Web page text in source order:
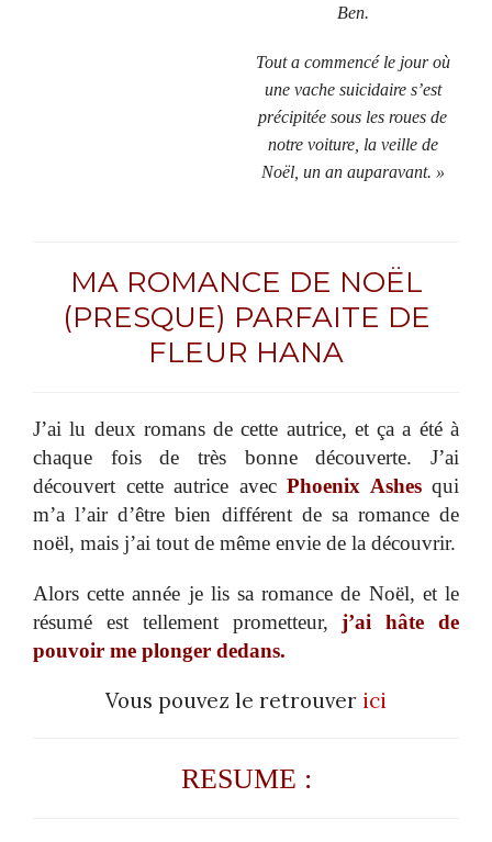
Ben.
Tout a commencé le jour où
une vache suicidaire s’est
précipitée sous les roues de
notre voiture, la veille de
Noël, un an auparavant. »
MA ROMANCE DE NOËL
(PRESQUE) PARFAITE DE
FLEUR HANA
J’ai lu deux romans de cette autrice, et ça a été à
chaque fois de très bonne découverte. J’ai
découvert cette autrice avec Phoenix Ashesqui
m’a l’air d’être bien différent de sa romance de
noël, mais j’ai tout de même envie de la découvrir.
Alors cette année je lis sa romance de Noël, et le
résumé est tellement prometteur, j’ai hâte de
pouvoir me plonger dedans.
Vous pouvez le retrouver ici
RESUME :